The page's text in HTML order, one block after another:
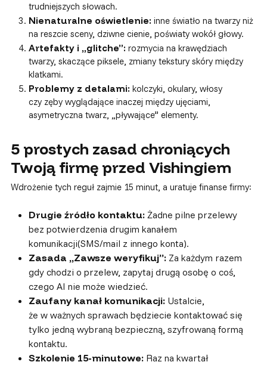
trudniejszych słowach.
Nienaturalne oświetlenie: inne światło na twarzy niż
na reszcie sceny, dziwne cienie, poświaty wokół głowy.
Artefakty i „glitche”: rozmycia na krawędziach
twarzy, skaczące piksele, zmiany tekstury skóry między
klatkami.
Problemy z detalami: kolczyki, okulary, włosy
czy zęby wyglądające inaczej między ujęciami,
asymetryczna twarz, „pływające” elementy.
5 prostych zasad chroniących
Twoją firmę przed Vishingiem
Wdrożenie tych reguł zajmie 15 minut, a uratuje finanse firmy:
Drugie źródło kontaktu:Żadne pilne przelewy
bez potwierdzenia drugim kanałem
komunikacji(SMS/mail z innego konta).
Zasada „Zawsze weryfikuj”:Za każdym razem
gdy chodzi o przelew, zapytaj drugą osobę o coś,
czego AI nie może wiedzieć.
Zaufany kanał komunikacji: Ustalcie,
że w ważnych sprawach będziecie kontaktować się
tylko jedną wybraną bezpieczną, szyfrowaną formą
kontaktu.
Szkolenie 15-minutowe:Raz na kwartał